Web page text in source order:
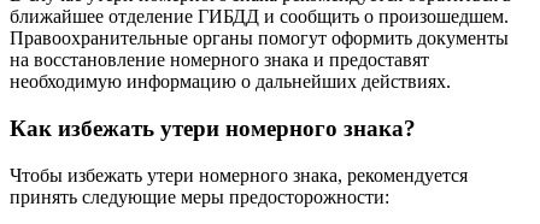
ближайшее отделение ГИБДД и сообщить о произошедшем.
Правоохранительные органы помогут оформить документы
на восстановление номерного знака и предоставят
необходимую информацию о дальнейших действиях.
Как избежать утери номерного знака?
Чтобы избежать утери номерного знака, рекомендуется
принять следующие меры предосторожности: